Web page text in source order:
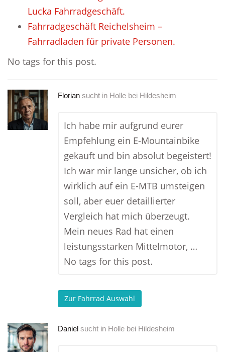
Lucka Fahrradgeschäft.
Fahrradgeschäft Reichelsheim –
Fahrradladen für private Personen.
No tags for this post.
Florian sucht in Holle bei Hildesheim
Ich habe mir aufgrund eurer
Empfehlung ein E-Mountainbike
gekauft und bin absolut begeistert!
Ich war mir lange unsicher, ob ich
wirklich auf ein E-MTB umsteigen
soll, aber euer detaillierter
Vergleich hat mich überzeugt.
Mein neues Rad hat einen
leistungsstarken Mittelmotor, …
No tags for this post.
Zur Fahrrad Auswahl
Daniel sucht in Holle bei Hildesheim